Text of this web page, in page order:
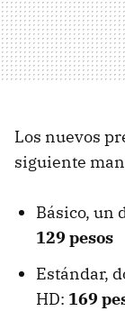
Los nuevos
siguiente
Básico, un
129 pesos
Estándar,
HD: 169